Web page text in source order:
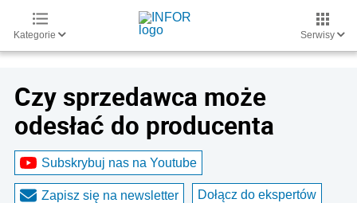
Kategorie Serwisy
Czy sprzedawca może
odesłać do producenta
Subskrybuj nas na Youtube
Zapisz się na newsletter Dołącz do ekspertów